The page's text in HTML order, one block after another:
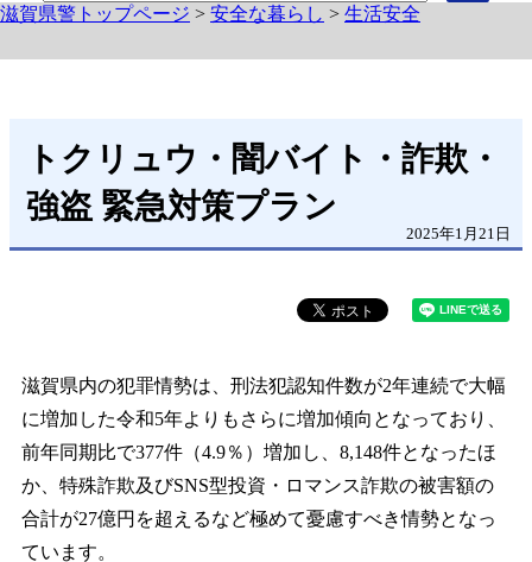
滋賀県警トップページ > 安全な暮らし > 生活安全
トクリュウ・闇バイト・詐欺・
強盗 緊急対策プラン
2025年1月21日
滋賀県内の犯罪情勢は、刑法犯認知件数が2年連続で大幅
に増加した令和5年よりもさらに増加傾向となっており、
前年同期比で377件（4.9％）増加し、8,148件となったほ
か、特殊詐欺及びSNS型投資・ロマンス詐欺の被害額の
合計が27億円を超えるなど極めて憂慮すべき情勢となっ
ています。